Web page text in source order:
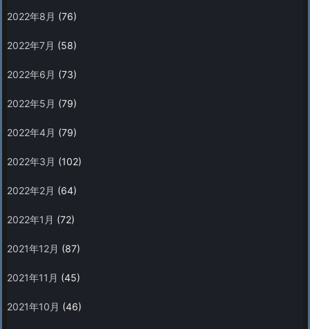
2022年8月 (76)
2022年7月 (58)
2022年6月 (73)
2022年5月 (79)
2022年4月 (79)
2022年3月 (102)
2022年2月 (64)
2022年1月 (72)
2021年12月 (87)
2021年11月 (45)
2021年10月 (46)